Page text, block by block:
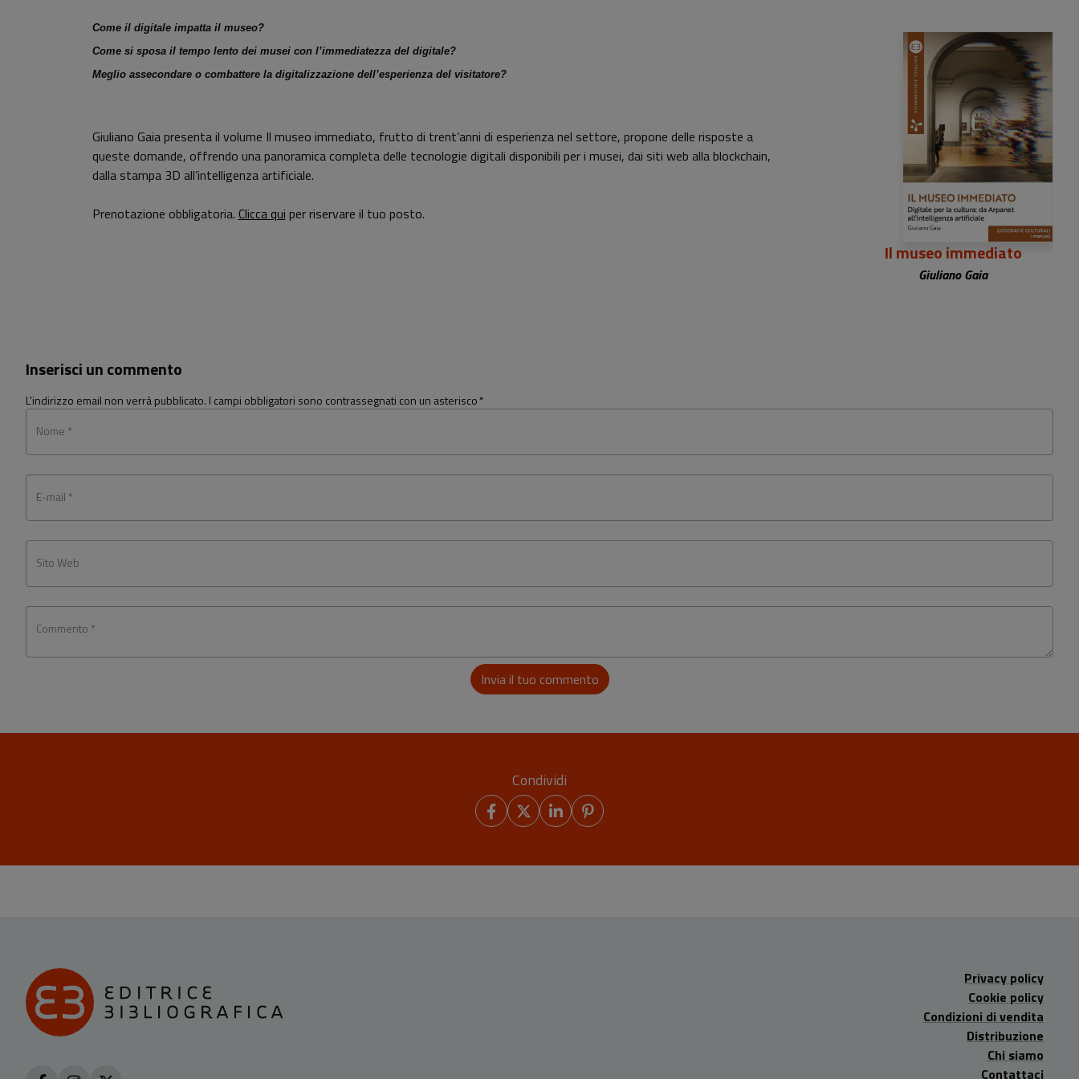
Come il digitale impatta il museo?
Come si sposa il tempo lento dei musei con l’immediatezza del digitale?
Meglio assecondare o combattere la digitalizzazione dell’esperienza del visitatore?
Giuliano Gaia presenta il volume Il museo immediato, frutto di trent’anni di esperienza nel settore, propone delle risposte a
queste domande, offrendo una panoramica completa delle tecnologie digitali disponibili per i musei, dai siti web alla blockchain,
dalla stampa 3D all’intelligenza artificiale.
Prenotazione obbligatoria. Clicca qui per riservare il tuo posto.
25,00 €
Il museo immediato
Giuliano Gaia
Inserisci un commento
L'indirizzo email non verrà pubblicato. I campi obbligatori sono contrassegnati con un asterisco*
Nome *
E-mail *
Sito Web
Commento *
Invia il tuo commento
Condividi
Privacy policy
Cookie policy
Condizioni di vendita
Distribuzione
Chi siamo
Contattaci